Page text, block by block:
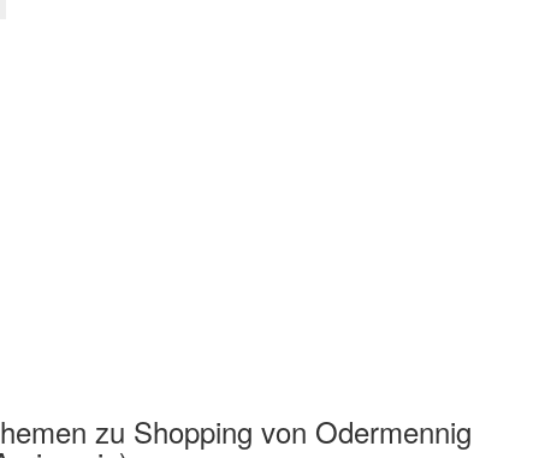
zu Shopping von Odermennig